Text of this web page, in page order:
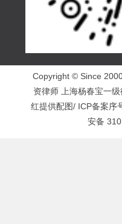
Copyright © Since
资律师 上海杨春宝一
红提供配图/ ICP备案序
安备